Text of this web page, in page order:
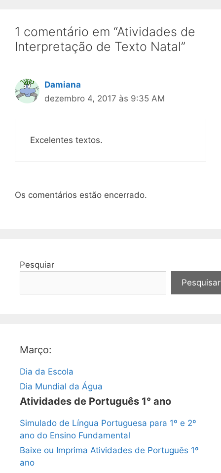
1 comentário em “Atividades de
Interpretação de Texto Natal”
Damiana
dezembro 4, 2017 às 9:35 AM
Excelentes textos.
Os comentários estão encerrado.
Pesquiar
Pesquisar
Março:
Dia da Escola
Dia Mundial da Água
Atividades de Português 1° ano
Simulado de Língua Portuguesa para 1º e 2º
ano do Ensino Fundamental
Baixe ou Imprima Atividades de Português 1º
ano